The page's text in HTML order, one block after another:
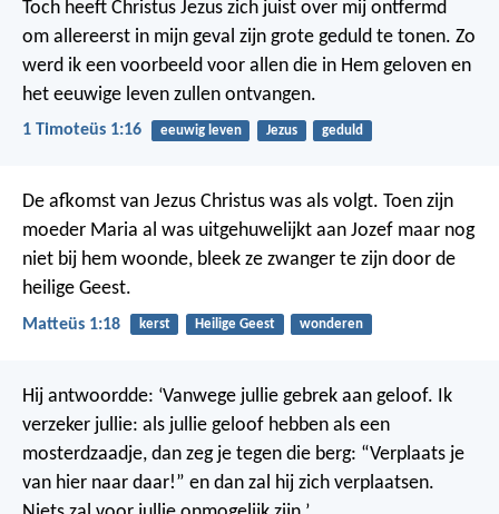
Toch heeft Christus Jezus zich juist over mij ontfermd
om allereerst in mijn geval zijn grote geduld te tonen. Zo
werd ik een voorbeeld voor allen die in Hem geloven en
het eeuwige leven zullen ontvangen.
1 Timoteüs 1:16 eeuwig leven Jezus geduld
De afkomst van Jezus Christus was als volgt. Toen zijn
moeder Maria al was uitgehuwelijkt aan Jozef maar nog
niet bij hem woonde, bleek ze zwanger te zijn door de
heilige Geest.
Matteüs 1:18 kerst Heilige Geest wonderen
Hij antwoordde: ‘Vanwege jullie gebrek aan geloof. Ik
verzeker jullie: als jullie geloof hebben als een
mosterdzaadje, dan zeg je tegen die berg: “Verplaats je
van hier naar daar!” en dan zal hij zich verplaatsen.